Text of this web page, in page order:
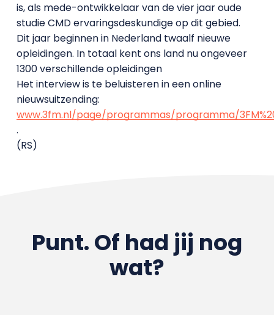
is, als mede-ontwikkelaar van de vier jaar oude
studie CMD ervaringsdeskundige op dit gebied.
Dit jaar beginnen in Nederland twaalf nieuwe
opleidingen. In totaal kent ons land nu ongeveer
1300 verschillende opleidingen
Het interview is te beluisteren in een online
nieuwsuitzending:
www.3fm.nl/page/programmas/programma/
.
(RS)
Punt. Of had jij nog
wat?